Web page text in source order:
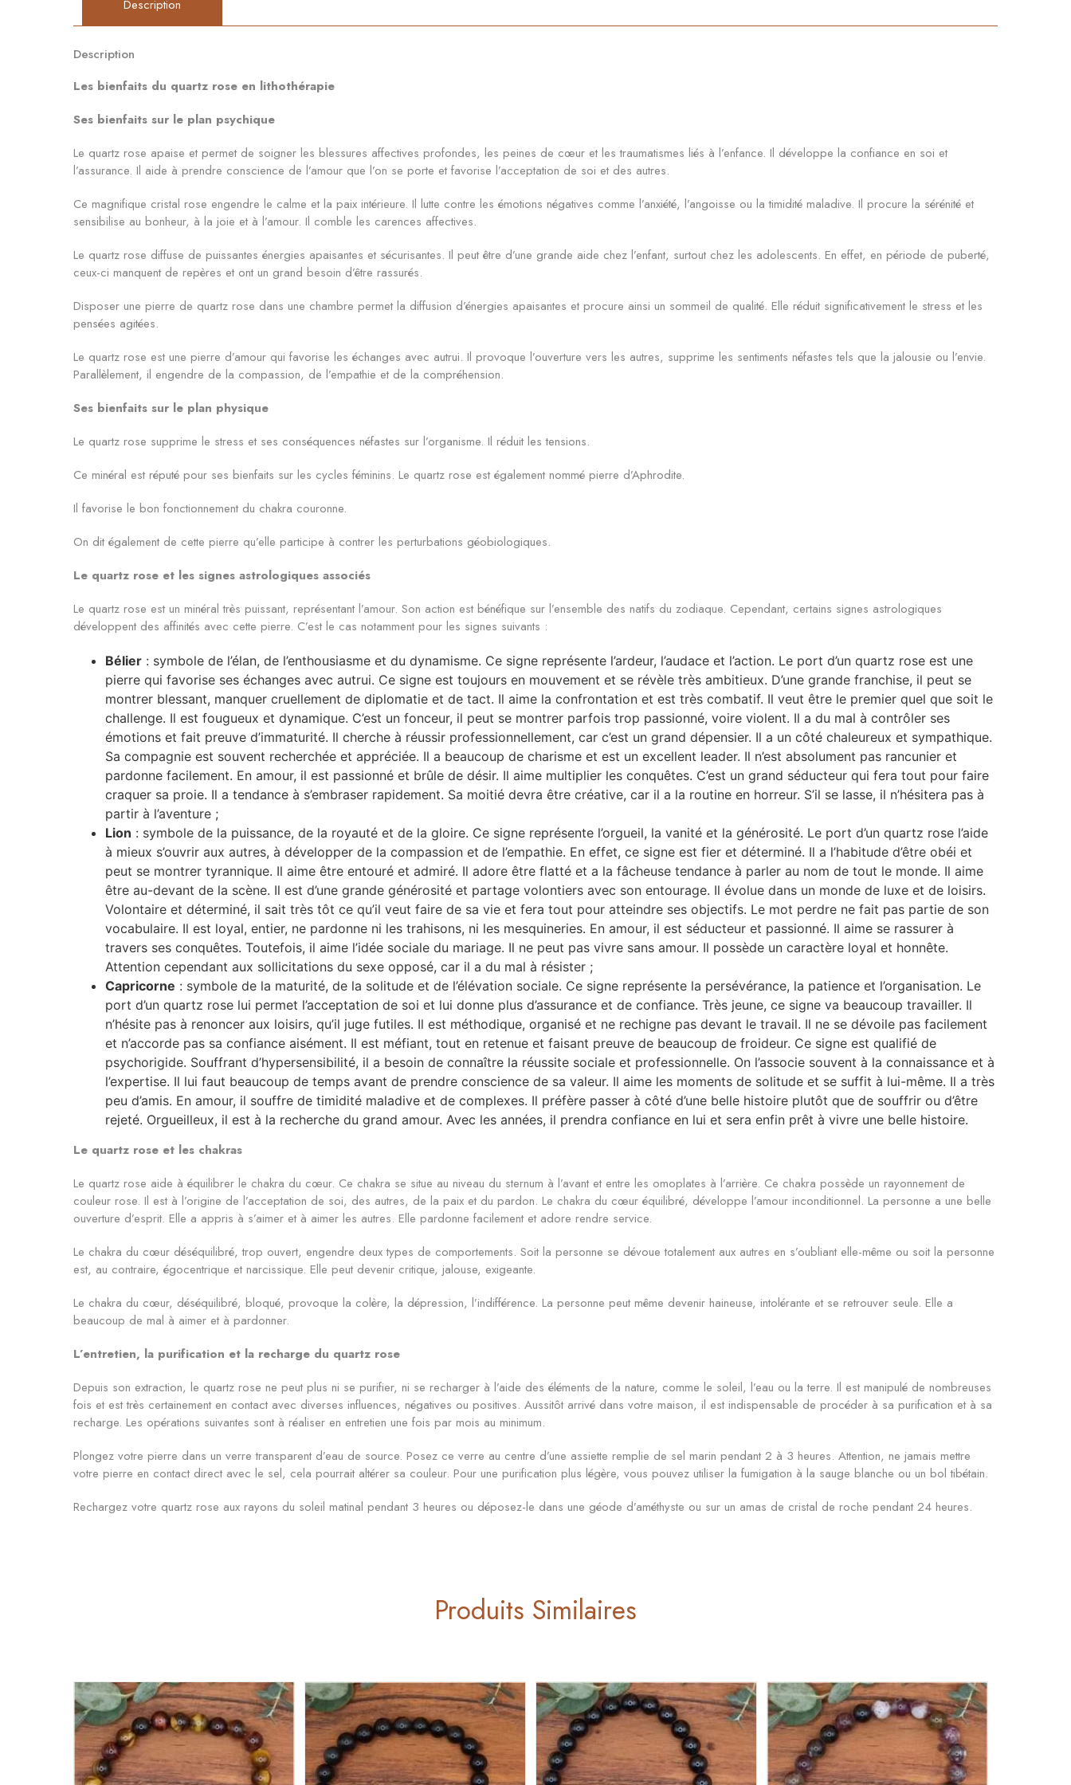
Description
Description
Les bienfaits du quartz rose en lithothérapie
Ses bienfaits sur le plan psychique
Le quartz rose apaise et permet de soigner les blessures affectives profondes, les peines de cœur et les traumatismes liés à l’enfance. Il développe la confiance en soi et
l’assurance. Il aide à prendre conscience de l’amour que l’on se porte et favorise l’acceptation de soi et des autres.
Ce magnifique cristal rose engendre le calme et la paix intérieure. Il lutte contre les émotions négatives comme l’anxiété, l’angoisse ou la timidité maladive. Il procure la sérénité et
sensibilise au bonheur, à la joie et à l’amour. Il comble les carences affectives.
Le quartz rose diffuse de puissantes énergies apaisantes et sécurisantes. Il peut être d’une grande aide chez l’enfant, surtout chez les adolescents. En effet, en période de puberté,
ceux-ci manquent de repères et ont un grand besoin d’être rassurés.
Disposer une pierre de quartz rose dans une chambre permet la diffusion d’énergies apaisantes et procure ainsi un sommeil de qualité. Elle réduit significativement le stress et les
pensées agitées.
Le quartz rose est une pierre d’amour qui favorise les échanges avec autrui. Il provoque l’ouverture vers les autres, supprime les sentiments néfastes tels que la jalousie ou l’envie.
Parallèlement, il engendre de la compassion, de l’empathie et de la compréhension.
Ses bienfaits sur le plan physique
Le quartz rose supprime le stress et ses conséquences néfastes sur l’organisme. Il réduit les tensions.
Ce minéral est réputé pour ses bienfaits sur les cycles féminins. Le quartz rose est également nommé pierre d’Aphrodite.
Il favorise le bon fonctionnement du chakra couronne.
On dit également de cette pierre qu’elle participe à contrer les perturbations géobiologiques.
Le quartz rose et les signes astrologiques associés
Le quartz rose est un minéral très puissant, représentant l’amour. Son action est bénéfique sur l’ensemble des natifs du zodiaque. Cependant, certains signes astrologiques
développent des affinités avec cette pierre. C’est le cas notamment pour les signes suivants :
Bélier : symbole de l’élan, de l’enthousiasme et du dynamisme. Ce signe représente l’ardeur, l’audace et l’action. Le port d’un quartz rose est une
pierre qui favorise ses échanges avec autrui. Ce signe est toujours en mouvement et se révèle très ambitieux. D’une grande franchise, il peut se
montrer blessant, manquer cruellement de diplomatie et de tact. Il aime la confrontation et est très combatif. Il veut être le premier quel que soit le
challenge. Il est fougueux et dynamique. C’est un fonceur, il peut se montrer parfois trop passionné, voire violent. Il a du mal à contrôler ses
émotions et fait preuve d’immaturité. Il cherche à réussir professionnellement, car c’est un grand dépensier. Il a un côté chaleureux et sympathique.
Sa compagnie est souvent recherchée et appréciée. Il a beaucoup de charisme et est un excellent leader. Il n’est absolument pas rancunier et
pardonne facilement. En amour, il est passionné et brûle de désir. Il aime multiplier les conquêtes. C’est un grand séducteur qui fera tout pour faire
craquer sa proie. Il a tendance à s’embraser rapidement. Sa moitié devra être créative, car il a la routine en horreur. S’il se lasse, il n’hésitera pas à
partir à l’aventure ;
Lion : symbole de la puissance, de la royauté et de la gloire. Ce signe représente l’orgueil, la vanité et la générosité. Le port d’un quartz rose l’aide
à mieux s’ouvrir aux autres, à développer de la compassion et de l’empathie. En effet, ce signe est fier et déterminé. Il a l’habitude d’être obéi et
peut se montrer tyrannique. Il aime être entouré et admiré. Il adore être flatté et a la fâcheuse tendance à parler au nom de tout le monde. Il aime
être au-devant de la scène. Il est d’une grande générosité et partage volontiers avec son entourage. Il évolue dans un monde de luxe et de loisirs.
Volontaire et déterminé, il sait très tôt ce qu’il veut faire de sa vie et fera tout pour atteindre ses objectifs. Le mot perdre ne fait pas partie de son
vocabulaire. Il est loyal, entier, ne pardonne ni les trahisons, ni les mesquineries. En amour, il est séducteur et passionné. Il aime se rassurer à
travers ses conquêtes. Toutefois, il aime l’idée sociale du mariage. Il ne peut pas vivre sans amour. Il possède un caractère loyal et honnête.
Attention cependant aux sollicitations du sexe opposé, car il a du mal à résister ;
Capricorne : symbole de la maturité, de la solitude et de l’élévation sociale. Ce signe représente la persévérance, la patience et l’organisation. Le
port d’un quartz rose lui permet l’acceptation de soi et lui donne plus d’assurance et de confiance. Très jeune, ce signe va beaucoup travailler. Il
n’hésite pas à renoncer aux loisirs, qu’il juge futiles. Il est méthodique, organisé et ne rechigne pas devant le travail. Il ne se dévoile pas facilement
et n’accorde pas sa confiance aisément. Il est méfiant, tout en retenue et faisant preuve de beaucoup de froideur. Ce signe est qualifié de
psychorigide. Souffrant d’hypersensibilité, il a besoin de connaître la réussite sociale et professionnelle. On l’associe souvent à la connaissance et à
l’expertise. Il lui faut beaucoup de temps avant de prendre conscience de sa valeur. Il aime les moments de solitude et se suffit à lui-même. Il a très
peu d’amis. En amour, il souffre de timidité maladive et de complexes. Il préfère passer à côté d’une belle histoire plutôt que de souffrir ou d’être
rejeté. Orgueilleux, il est à la recherche du grand amour. Avec les années, il prendra confiance en lui et sera enfin prêt à vivre une belle histoire.
Le quartz rose et les chakras
Le quartz rose aide à équilibrer le chakra du cœur. Ce chakra se situe au niveau du sternum à l’avant et entre les omoplates à l’arrière. Ce chakra possède un rayonnement de
couleur rose. Il est à l’origine de l’acceptation de soi, des autres, de la paix et du pardon. Le chakra du cœur équilibré, développe l’amour inconditionnel. La personne a une belle
ouverture d’esprit. Elle a appris à s’aimer et à aimer les autres. Elle pardonne facilement et adore rendre service.
Le chakra du cœur déséquilibré, trop ouvert, engendre deux types de comportements. Soit la personne se dévoue totalement aux autres en s’oubliant elle-même ou soit la personne
est, au contraire, égocentrique et narcissique. Elle peut devenir critique, jalouse, exigeante.
Le chakra du cœur, déséquilibré, bloqué, provoque la colère, la dépression, l’indifférence. La personne peut même devenir haineuse, intolérante et se retrouver seule. Elle a
beaucoup de mal à aimer et à pardonner.
L’entretien, la purification et la recharge du quartz rose
Depuis son extraction, le quartz rose ne peut plus ni se purifier, ni se recharger à l’aide des éléments de la nature, comme le soleil, l’eau ou la terre. Il est manipulé de nombreuses
fois et est très certainement en contact avec diverses influences, négatives ou positives. Aussitôt arrivé dans votre maison, il est indispensable de procéder à sa purification et à sa
recharge. Les opérations suivantes sont à réaliser en entretien une fois par mois au minimum.
Plongez votre pierre dans un verre transparent d’eau de source. Posez ce verre au centre d’une assiette remplie de sel marin pendant 2 à 3 heures. Attention, ne jamais mettre
votre pierre en contact direct avec le sel, cela pourrait altérer sa couleur. Pour une purification plus légère, vous pouvez utiliser la fumigation à la sauge blanche ou un bol tibétain.
Rechargez votre quartz rose aux rayons du soleil matinal pendant 3 heures ou déposez-le dans une géode d’améthyste ou sur un amas de cristal de roche pendant 24 heures.
Produits Similaires